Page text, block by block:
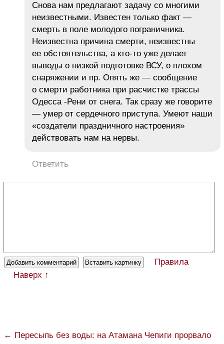
Снова нам предлагают задачу со многими
неизвестными. Известен только факт —
смерть в поле молодого пограничника.
Неизвестна причина смерти, неизвестны
ее обстоятельства, а кто-то уже делает
выводы о низкой подготовке ВСУ, о плохом
снаряжении и пр. Опять же — сообщение
о смерти работника при расчистке трассы
Одесса -Рени от снега. Так сразу же говорите
— умер от сердечного приступа. Умеют наши
«создатели праздничного настроения»
действовать нам на нервы.
Ответить
Правила
Наверх ↑
← Пересыпь без воды: на Атамана Чепиги прорвало